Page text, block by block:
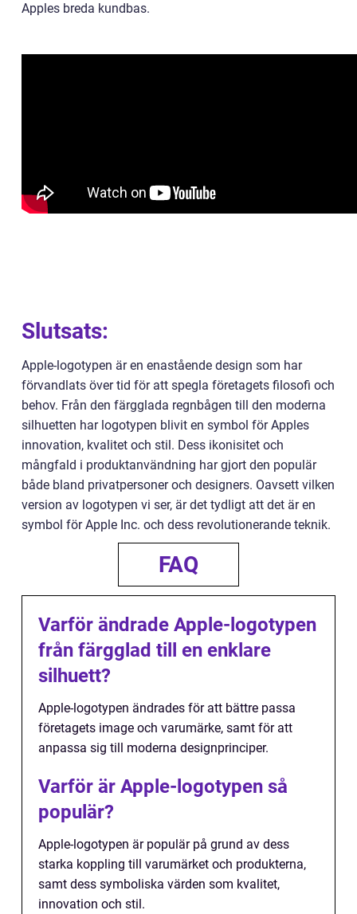
Apples breda kundbas.
Slutsats:
Apple-logotypen är en enastående design som har
förvandlats över tid för att spegla företagets filosofi och
behov. Från den färgglada regnbågen till den moderna
silhuetten har logotypen blivit en symbol för Apples
innovation, kvalitet och stil. Dess ikonisitet och
mångfald i produktanvändning har gjort den populär
både bland privatpersoner och designers. Oavsett vilken
version av logotypen vi ser, är det tydligt att det är en
symbol för Apple Inc. och dess revolutionerande teknik.
FAQ
Varför ändrade Apple-logotypen
från färgglad till en enklare
silhuett?
Apple-logotypen ändrades för att bättre passa
företagets image och varumärke, samt för att
anpassa sig till moderna designprinciper.
Varför är Apple-logotypen så
populär?
Apple-logotypen är populär på grund av dess
starka koppling till varumärket och produkterna,
samt dess symboliska värden som kvalitet,
innovation och stil.